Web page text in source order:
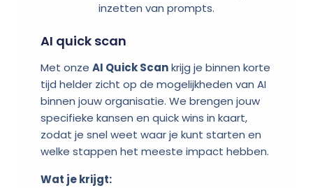
inzetten van prompts.
AI quick scan
Met onzeAI Quick Scankrijg je binnen korte
tijd helder zicht op de mogelijkheden van AI
binnen jouw organisatie. We brengen jouw
specifieke kansen en quick wins in kaart,
zodat je snel weet waar je kunt starten en
welke stappen het meeste impact hebben.
Wat je krijgt: